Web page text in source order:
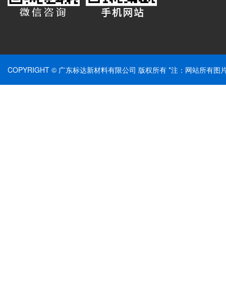
COPYRIGHT © 广东标达新材料有限公司 版权所有 *注：网站所有图